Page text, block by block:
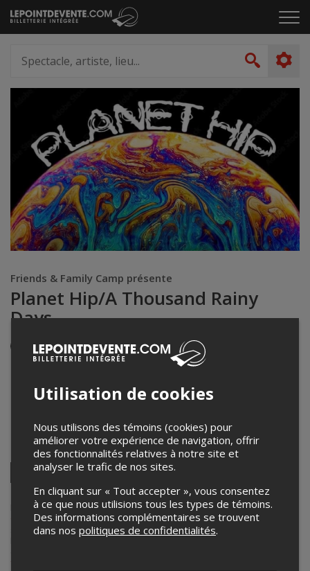
Passer
au
le
artiste,
lieu...
Friends & Family Camp présente
Planet Hip/A Thousand Rainy
Days
Événement en personne
22 février 2025
Macallan's Pub
Partagez cet événement
Facebook
Twitter
Linkedin PinterestEnvoyer
par
courriel
Lepointdevente.com agit à titre de mandataire pour Friends & Family
Campdans le cadre de l’affichage en ligne et la vente de billets pour
ses événements.
Pour plus d’information à propos de cet événement, veuillez
Utilisation de cookies
Nous utilisons des témoins (cookies) pour
améliorer votre expérience de navigation, offrir
des fonctionnalités relatives à notre site et
analyser le trafic de nos sites.
En cliquant sur « Tout accepter », vous consentez
à ce que nous utilisions tous les types de témoins.
Des informations complémentaires se trouvent
dans nos politiques de confidentialités.